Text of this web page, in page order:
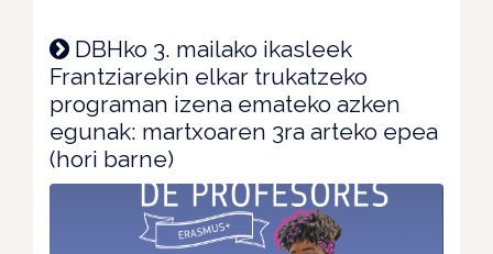
DBHko 3. mailako ikasleek
Frantziarekin elkar trukatzeko
programan izena emateko azken
egunak: martxoaren 3ra arteko epea
(hori barne)